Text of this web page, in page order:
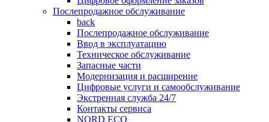
Послепродажное обслуживание
back
Послепродажное обслуживание
Ввод в эксплуатацию
Техническое обслуживание
Запасные части
Модернизация и расширение
Цифровые услуги и самообслуживание
Экстренная служба 24/7
Контакты сервиса
NORD ECO